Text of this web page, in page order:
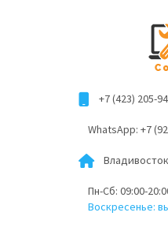
+7 (423) 205-
WhatsApp: +7
Пн-Сб: 09:00-
Воскресенье: